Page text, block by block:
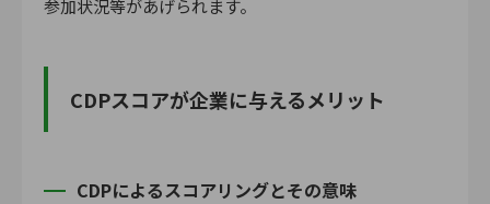
参加状況等があげられます。
CDPスコアが企業に与えるメリット
CDPによるスコアリングとその意味